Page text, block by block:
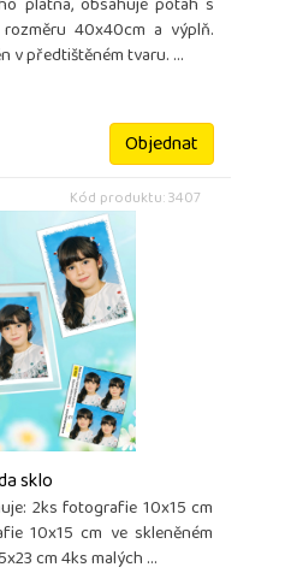
40x40cm a výplň.
v předtištěném tvaru. ...
Objednat
Kód produktu: 3407
sklo
2ks fotografie 10x15 cm
10x15 cm ve skleněném
cm 4ks malých ...